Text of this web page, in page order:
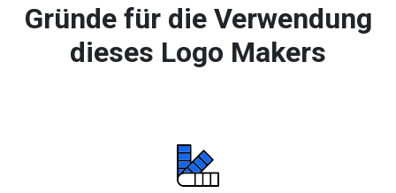
Gründe für die Verwendung
dieses Logo Makers